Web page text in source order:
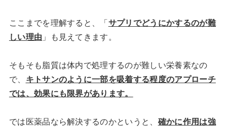
ここまでを理解すると、「サプリでどうにかするのが難
しい理由 」も見えてきます。
そもそも脂質は体内で処理するのが難しい栄養素なの
で、 キトサンのように一部を吸着する程度のアプローチ
では、効果にも限界があります。
では医薬品なら解決するのかというと、 確かに作用は強